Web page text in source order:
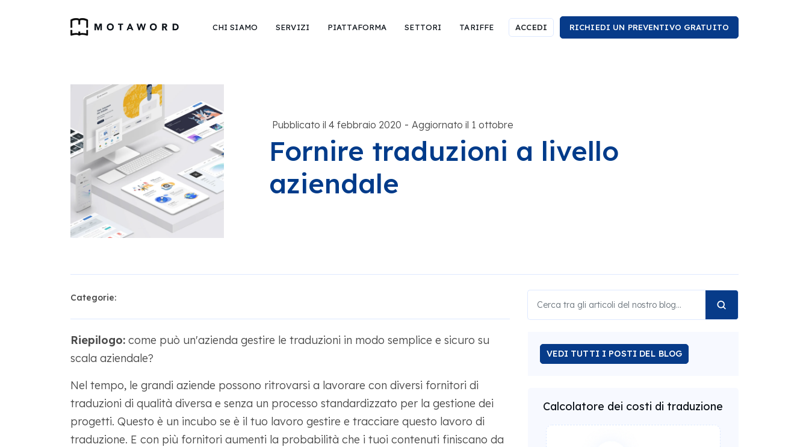
CHI SIAMO SERVIZI PIATTAFORMA SETTORI TARIFFE ACCEDI RICHIEDI UN PREVENTIVO GRATUITO
Pubblicato il 4 febbraio 2020 - Aggiornato il 1 ottobre
Fornire traduzioni a livello
aziendale
Categorie:
Riepilogo:come può un'azienda gestire le traduzioni in modo semplice e sicuro su
scala aziendale?
Nel tempo, le grandi aziende possono ritrovarsi a lavorare con diversi fornitori di
traduzioni di qualità diversa e senza un processo standardizzato per la gestione dei
progetti. Questo è un incubo se è il tuo lavoro gestire e tracciare questo lavoro di
traduzione. E con più fornitori aumenti la probabilità che i tuoi contenuti finiscano da
VEDI TUTTI I POSTI DEL BLOG
Calcolatore dei costi di traduzione